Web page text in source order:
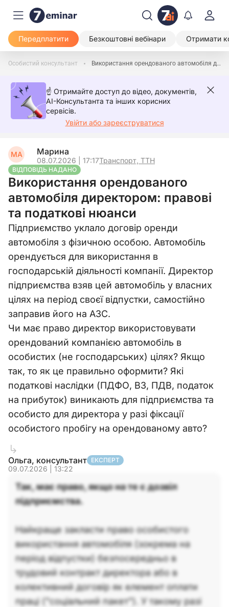
Передплатити Безкоштовні вебінари Отримати
Особистий консультант Використання орендованого автомобіля директором: правові та податкові нюанси
☝️ Отримайте доступ до відео, документів,
AI-Консультанта та інших корисних
сервісів.
Увійти або зареєструватися
МА Марина
08.07.2026 | 17:17Транспорт, ТТН
ВІДПОВІДЬ НАДАНО
Використання орендованого
автомобіля директором: правові
та податкові нюанси
Підприємство уклало договір оренди
автомобіля з фізичною особою. Автомобіль
орендується для використання в
господарській діяльності компанії. Директор
підприємства взяв цей автомобіль у власних
цілях на період своєї відпустки, самостійно
заправив його на АЗС.
Чи має право директор використовувати
орендований компанією автомобіль в
особистих (не господарських) цілях? Якщо
так, то як це правильно оформити? Які
податкові наслідки (ПДФО, ВЗ, ПДВ, податок
на прибуток) виникають для підприємства та
особисто для директора у разі фіксації
особистого пробігу на орендованому авто?
Ольга, консультант ЕКСПЕРТ
09.07.2026 | 13:22
Так, має право, якщо на те є дозвіл
підприємства.
Найкраще закласти право особистого
використання автомобіля (зокрема на
період відпустки) безпосередньо в
трудовий контракт директора або в
колективний договір як елемент оплати
праці ("соціальний пакет"). У такому разі